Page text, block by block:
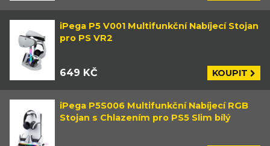
iPega P5 V001 Multifunkční Nabíjecí Stojan
pro PS VR2
649 KČ KOUPIT
iPega P5S006 Multifunkční Nabíjecí RGB
Stojan s Chlazením pro PS5 Slim bílý